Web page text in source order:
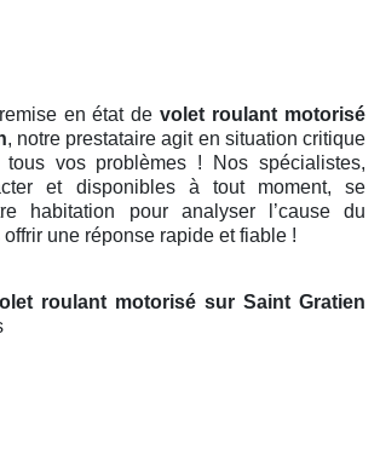
en état devolet roulant motorisé
, notre prestataire agit en situation critique
tous vos problèmes ! Nos spécialistes,
et disponibles à tout moment, se
habitation pour analyser l’cause du
une réponse rapide et fiable !
roulant motorisé sur Saint Gratien